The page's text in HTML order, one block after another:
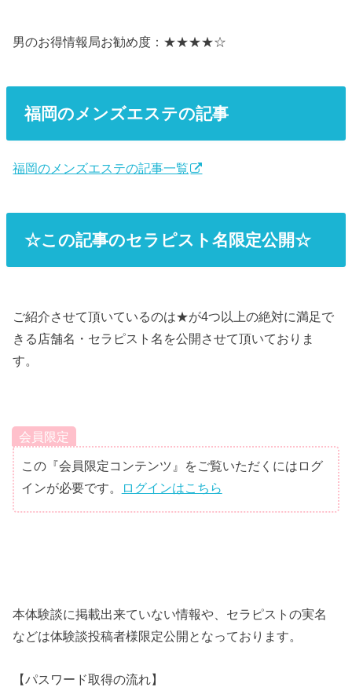
男のお得情報局お勧め度：★★★★☆
福岡のメンズエステの記事
福岡のメンズエステの記事一覧
☆この記事のセラピスト名限定公開☆
ご紹介させて頂いているのは★が4つ以上の絶対に満足で
きる店舗名・セラピスト名を公開させて頂いておりま
す。
会員限定
この『会員限定コンテンツ』をご覧いただくにはログ
インが必要です。
ログインはこちら
本体験談に掲載出来ていない情報や、セラピストの実名
などは体験談投稿者様限定公開となっております。
【パスワード取得の流れ】